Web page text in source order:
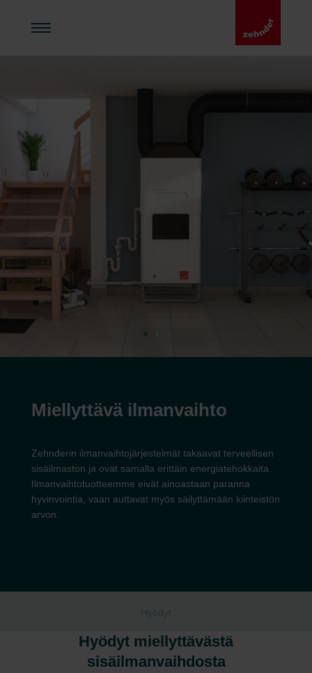
Miellyttävä ilmanvaihto
Zehnderin ilmanvaihtojärjestelmät takaavat terveellisen
sisäilmaston ja ovat samalla erittäin energiatehokkaita.
Ilmanvaihtotuotteemme eivät ainoastaan paranna
hyvinvointia, vaan auttavat myös säilyttämään kiinteistön
arvon.
Hyödyt
Hyödyt miellyttävästä
sisäilmanvaihdosta